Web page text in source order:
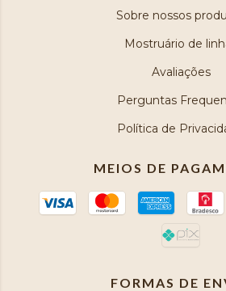
Sobre nossos
Mostruário de
Avaliações
Perguntas
Política de
MEIOS DE
FORMAS DE